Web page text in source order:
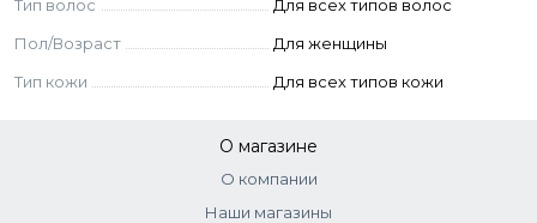
Тип волос
Для всех типов волос
Пол/Возраст
Для женщины
Тип кожи
Для всех типов кожи
О магазине
О компании
Наши магазины